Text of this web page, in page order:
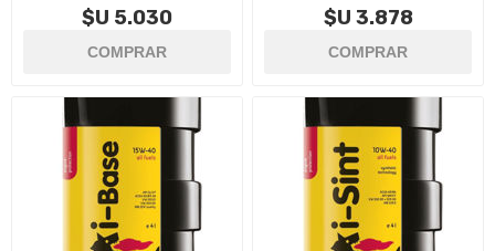
$U 5.030 $U 3.878